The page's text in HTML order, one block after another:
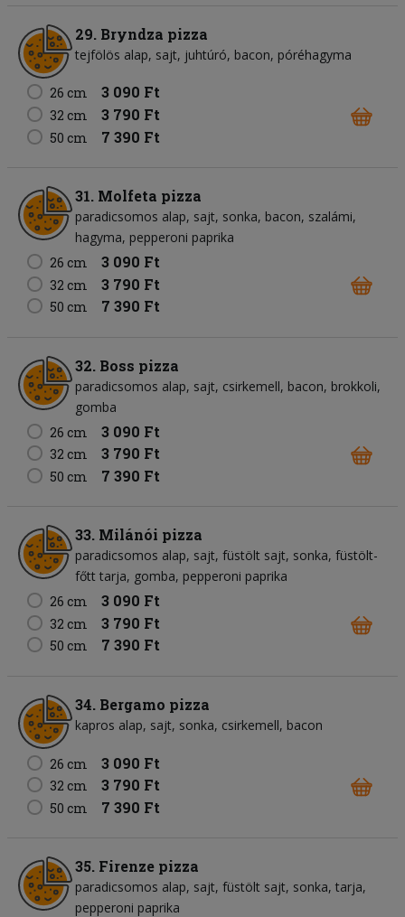
29. Bryndza pizza
tejfölös alap sajt juhtúró bacon póréhagyma
26 cm 3 090 Ft
32 cm 3 790 Ft
50 cm 7 390 Ft
31. Molfeta pizza
paradicsomos alap sajt sonka bacon szalámi
hagyma pepperoni paprika
26 cm
3 090 Ft
32 cm 3 790 Ft
50 cm 7 390 Ft
32. Boss pizza
paradicsomos alap sajt csirkemell bacon brokkoli
gomba
26 cm
3 090 Ft
32 cm 3 790 Ft
50 cm 7 390 Ft
33. Milánói pizza
paradicsomos alap sajt füstölt sajt sonka füstölt-
főtt tarja gomba pepperoni paprika
26 cm
3 090 Ft
32 cm 3 790 Ft
50 cm 7 390 Ft
34. Bergamo pizza
kapros alap sajt sonka csirkemell bacon
26 cm 3 090 Ft
32 cm 3 790 Ft
50 cm 7 390 Ft
35. Firenze pizza
paradicsomos alap sajt füstölt sajt sonka tarja
pepperoni paprika